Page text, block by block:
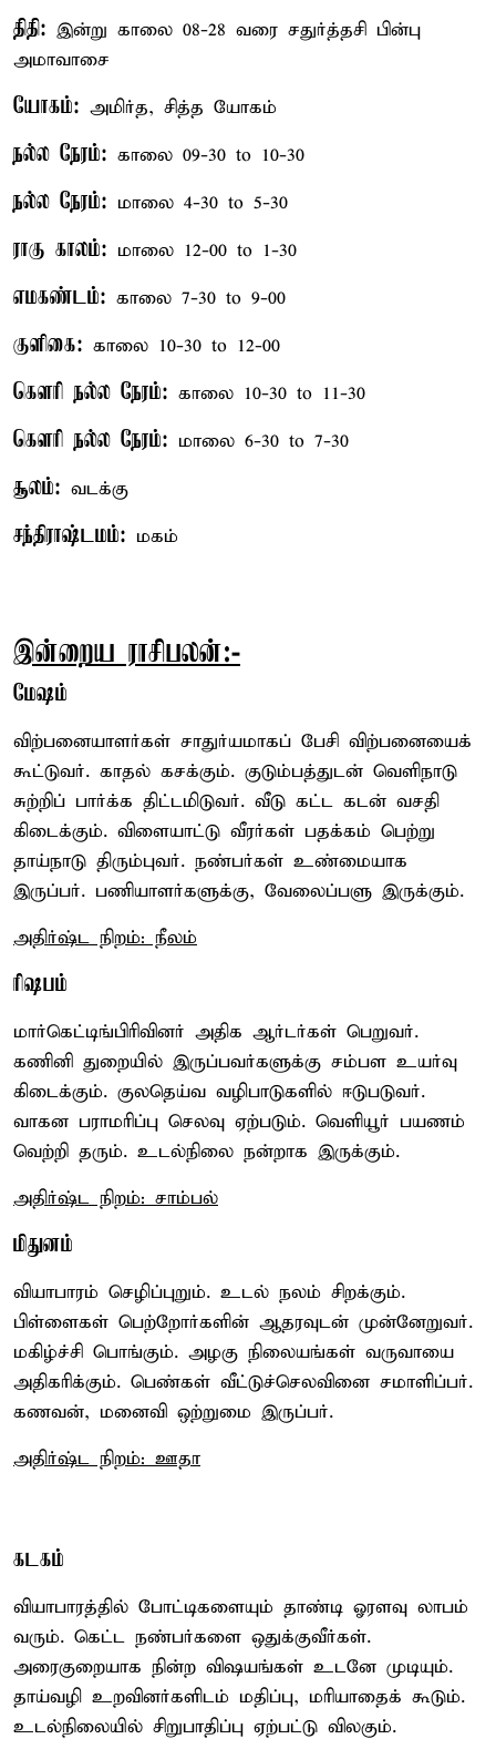
திதி: இன்று காலை 08-28 வரை சதுர்த்தசி பின்பு
அமாவாசை
யோகம்: அமிர்த, சித்த யோகம்
நல்ல நேரம்: காலை 09-30 to 10-30
நல்ல நேரம்: மாலை 4-30 to 5-30
ராகு காலம்: மாலை 12-00 to 1-30
எமகண்டம்: காலை 7-30 to 9-00
குளிகை: காலை 10-30 to 12-00
கௌரி நல்ல நேரம்: காலை 10-30 to 11-30
கௌரி நல்ல நேரம்: மாலை 6-30 to 7-30
சூலம்: வடக்கு
சந்திராஷ்டமம்: மகம்
இன்றைய ராசிபலன்:-
மேஷம்
விற்பனையாளர்கள் சாதுர்யமாகப் பேசி விற்பனையைக்
கூட்டுவர். காதல் கசக்கும். குடும்பத்துடன் வெளிநாடு
சுற்றிப் பார்க்க திட்டமிடுவர். வீடு கட்ட கடன் வசதி
கிடைக்கும். விளையாட்டு வீரர்கள் பதக்கம் பெற்று
தாய்நாடு திரும்புவர். நண்பர்கள் உண்மையாக
இருப்பர். பணியாளர்களுக்கு, வேலைப்பளு இருக்கும்.
அதிர்ஷ்ட நிறம்: நீலம்
ரிஷபம்
மார்கெட்டிங்பிரிவினர் அதிக ஆர்டர்கள் பெறுவர்.
கணினி துறையில் இருப்பவர்களுக்கு சம்பள உயர்வு
கிடைக்கும். குலதெய்வ வழிபாடுகளில் ஈடுபடுவர்.
வாகன பராமரிப்பு செலவு ஏற்படும். வெளியூர் பயணம்
வெற்றி தரும். உடல்நிலை நன்றாக இருக்கும்.
அதிர்ஷ்ட நிறம்: சாம்பல்
மிதுனம்
வியாபாரம் செழிப்புறும். உடல் நலம் சிறக்கும்.
பிள்ளைகள் பெற்றோர்களின் ஆதரவுடன் முன்னேறுவர்.
மகிழ்ச்சி பொங்கும். அழகு நிலையங்கள் வருவாயை
அதிகரிக்கும். பெண்கள் வீட்டுச்செலவினை சமாளிப்பர்.
கணவன், மனைவி ஒற்றுமை இருப்பர்.
அதிர்ஷ்ட நிறம்: ஊதா
கடகம்
வியாபாரத்தில் போட்டிகளையும் தாண்டி ஓரளவு லாபம்
வரும். கெட்ட நண்பர்களை ஒதுக்குவீர்கள்.
அரைகுறையாக நின்ற விஷயங்கள் உடனே முடியும்.
தாய்வழி உறவினர்களிடம் மதிப்பு, மரியாதைக் கூடும்.
உடல்நிலையில் சிறுபாதிப்பு ஏற்பட்டு விலகும்.